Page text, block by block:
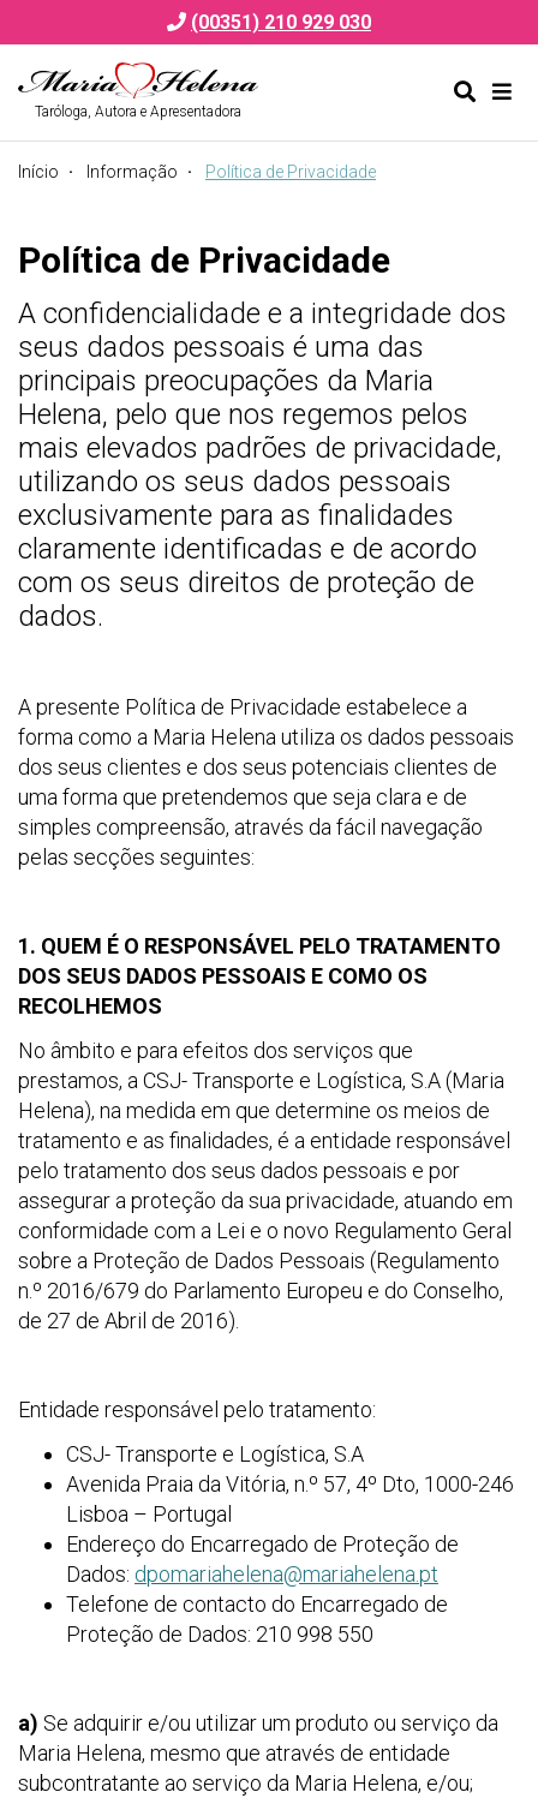
(00351) 210 929 030
Taróloga, Autora e Apresentadora
Início Informação Política de Privacidade
Política de Privacidade
A confidencialidade e a integridade dos
seus dados pessoais é uma das
principais preocupações da Maria
Helena, pelo que nos regemos pelos
mais elevados padrões de privacidade,
utilizando os seus dados pessoais
exclusivamente para as finalidades
claramente identificadas e de acordo
com os seus direitos de proteção de
dados.
A presente Política de Privacidade estabelece a
forma como a Maria Helena utiliza os dados pessoais
dos seus clientes e dos seus potenciais clientes de
uma forma que pretendemos que seja clara e de
simples compreensão, através da fácil navegação
pelas secções seguintes:
1. QUEM É O RESPONSÁVEL PELO TRATAMENTO
DOS SEUS DADOS PESSOAIS E COMO OS
RECOLHEMOS
No âmbito e para efeitos dos serviços que
prestamos, a CSJ- Transporte e Logística, S.A (Maria
Helena), na medida em que determine os meios de
tratamento e as finalidades, é a entidade responsável
pelo tratamento dos seus dados pessoais e por
assegurar a proteção da sua privacidade, atuando em
conformidade com a Lei e o novo Regulamento Geral
sobre a Proteção de Dados Pessoais (Regulamento
n.º 2016/679 do Parlamento Europeu e do Conselho,
de 27 de Abril de 2016).
Entidade responsável pelo tratamento:
CSJ- Transporte e Logística, S.A
Avenida Praia da Vitória, n.º 57, 4º Dto, 1000-246
Lisboa – Portugal
Endereço do Encarregado de Proteção de
Dados: dpomariahelena@mariahelena.pt
Telefone de contacto do Encarregado de
Proteção de Dados: 210 998 550
a) Se adquirir e/ou utilizar um produto ou serviço da
Maria Helena, mesmo que através de entidade
subcontratante ao serviço da Maria Helena, e/ou;